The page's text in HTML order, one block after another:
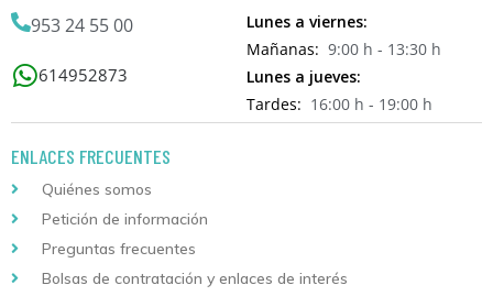
953 24 55 00
614952873
Lunes a viernes:
Mañanas: 9:00 h - 13:30 h
Lunes a jueves:
Tardes: 16:00 h - 19:00 h
ENLACES FRECUENTES
Quiénes somos
Petición de información
Preguntas frecuentes
Bolsas de contratación y enlaces de interés